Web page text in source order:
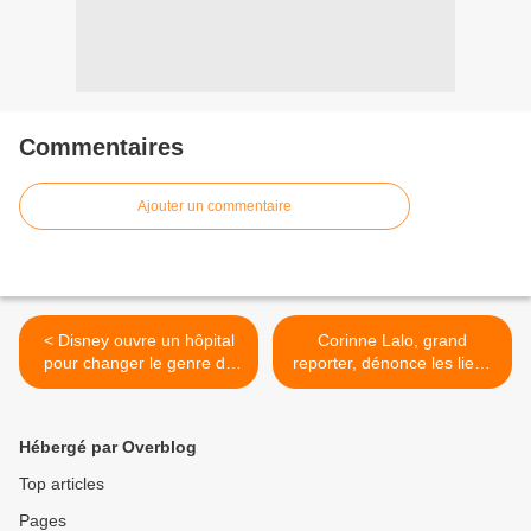
Commentaires
Ajouter un commentaire
< Disney ouvre un hôpital
pour changer le genre de
votre enfant!
Corinne Lalo, grand
reporter, dénonce les liens
entre medias, AFP, OMS et
Hébergé par Overblog
Top articles
Pages